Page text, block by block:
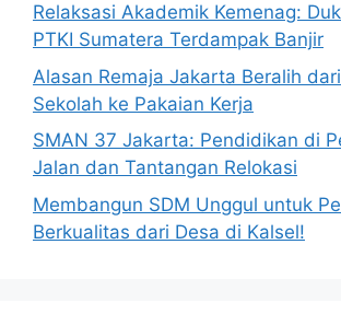
Relaksasi Akademik Kemenag:
PTKI Sumatera Terdampak Banjir
Alasan Remaja Jakarta Beralih
Sekolah ke Pakaian Kerja
SMAN 37 Jakarta: Pendidikan di
Jalan dan Tantangan Relokasi
Membangun SDM Unggul untuk
Berkualitas dari Desa di Kalsel!